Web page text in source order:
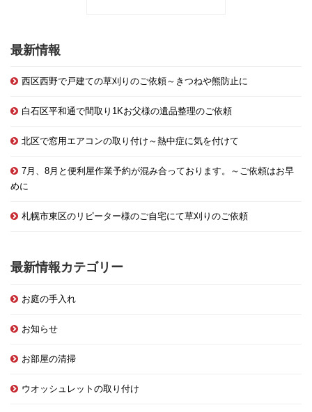
最新情報
西区西野で戸建ての草刈りのご依頼～きつねや熊防止に
白石区平和通で間取り1Kお父様の遺品整理のご依頼
北区で窓用エアコンの取り付け～熱中症に気を付けて
7月、8月と便利屋作業予約が混み合っております。～ご依頼はお早
めに
札幌市東区のリピーター様のご自宅にて草刈りのご依頼
最新情報カテゴリー
お庭の手入れ
お知らせ
お部屋の清掃
ウオッシュレットの取り付け